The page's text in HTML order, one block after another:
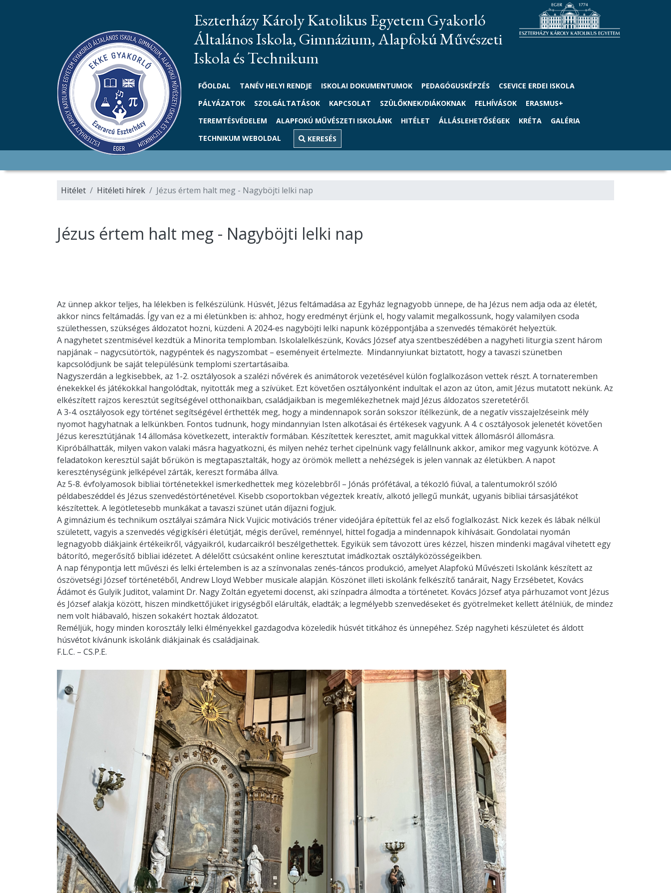
Eszterházy Károly Katolikus Egyetem Gyakorló
Általános Iskola, Gimnázium, Alapfokú Művészeti
Iskola és Technikum
FŐOLDAL TANÉV HELYI RENDJE ISKOLAI DOKUMENTUMOK PEDAGÓGUSKÉPZÉS
CSEVICE ERDEI ISKOLA
PÁLYÁZATOK
SZOLGÁLTATÁSOK KAPCSOLAT SZÜLŐKNEK/DIÁKOKNAK FELHÍVÁSOK
ERASMUS+
TEREMTÉSVÉDELEM
ALAPFOKÚ MŰVÉSZETI ISKOLÁNK HITÉLET ÁLLÁSLEHETŐSÉGEK KRÉTA
GALÉRIA
TECHNIKUM WEBOLDAL
KERESÉS
Hitélet Hitéleti hírek Jézus értem halt meg - Nagyböjti lelki nap
Jézus értem halt meg - Nagyböjti lelki nap
Az ünnep akkor teljes, ha lélekben is felkészülünk. Húsvét, Jézus feltámadása az Egyház legnagyobb ünnepe, de ha Jézus nem adja oda az életét,
akkor nincs feltámadás. Így van ez a mi életünkben is: ahhoz, hogy eredményt érjünk el, hogy valamit megalkossunk, hogy valamilyen csoda
születhessen, szükséges áldozatot hozni, küzdeni. A 2024-es nagyböjti lelki napunk középpontjába a szenvedés témakörét helyeztük.
A nagyhetet szentmisével kezdtük a Minorita templomban. Iskolalelkészünk, Kovács József atya szentbeszédében a nagyheti liturgia szent három
napjának – nagycsütörtök, nagypéntek és nagyszombat – eseményeit értelmezte. Mindannyiunkat biztatott, hogy a tavaszi szünetben
kapcsolódjunk be saját településünk templomi szertartásaiba.
Nagyszerdán a legkisebbek, az 1-2. osztályosok a szalézi nővérek és animátorok vezetésével külön foglalkozáson vettek részt. A tornateremben
énekekkel és játékokkal hangolódtak, nyitották meg a szívüket. Ezt követően osztályonként indultak el azon az úton, amit Jézus mutatott nekünk. Az
elkészített rajzos keresztút segítségével otthonaikban, családjaikban is megemlékezhetnek majd Jézus áldozatos szeretetéről.
A 3-4. osztályosok egy történet segítségével érthették meg, hogy a mindennapok során sokszor ítélkezünk, de a negatív visszajelzéseink mély
nyomot hagyhatnak a lelkünkben. Fontos tudnunk, hogy mindannyian Isten alkotásai és értékesek vagyunk. A 4. c osztályosok jelenetét követően
Jézus keresztútjának 14 állomása következett, interaktív formában. Készítettek keresztet, amit magukkal vittek állomásról állomásra.
Kipróbálhatták, milyen vakon valaki másra hagyatkozni, és milyen nehéz terhet cipelnünk vagy felállnunk akkor, amikor meg vagyunk kötözve. A
feladatokon keresztül saját bőrükön is megtapasztalták, hogy az örömök mellett a nehézségek is jelen vannak az életükben. A napot
kereszténységünk jelképével zárták, kereszt formába állva.
Az 5-8. évfolyamosok bibliai történetekkel ismerkedhettek meg közelebbről – Jónás prófétával, a tékozló fiúval, a talentumokról szóló
példabeszéddel és Jézus szenvedéstörténetével. Kisebb csoportokban végeztek kreatív, alkotó jellegű munkát, ugyanis bibliai társasjátékot
készítettek. A legötletesebb munkákat a tavaszi szünet után díjazni fogjuk.
A gimnázium és technikum osztályai számára Nick Vujicic motivációs tréner videójára építettük fel az első foglalkozást. Nick kezek és lábak nélkül
született, vagyis a szenvedés végigkíséri életútját, mégis derűvel, reménnyel, hittel fogadja a mindennapok kihívásait. Gondolatai nyomán
legnagyobb diákjaink értékeikről, vágyaikról, kudarcaikról beszélgethettek. Egyikük sem távozott üres kézzel, hiszen mindenki magával vihetett egy
bátorító, megerősítő bibliai idézetet. A délelőtt csúcsaként online keresztutat imádkoztak osztályközösségeikben.
A nap fénypontja lett művészi és lelki értelemben is az a színvonalas zenés-táncos produkció, amelyet Alapfokú Művészeti Iskolánk készített az
ószövetségi József történetéből, Andrew Lloyd Webber musicale alapján. Köszönet illeti iskolánk felkészítő tanárait, Nagy Erzsébetet, Kovács
Ádámot és Gulyik Juditot, valamint Dr. Nagy Zoltán egyetemi docenst, aki színpadra álmodta a történetet. Kovács József atya párhuzamot vont Jézus
és József alakja között, hiszen mindkettőjüket irigységből elárulták, eladták; a legmélyebb szenvedéseket és gyötrelmeket kellett átélniük, de mindez
nem volt hiábavaló, hiszen sokakért hoztak áldozatot.
Reméljük, hogy minden korosztály lelki élményekkel gazdagodva közeledik húsvét titkához és ünnepéhez. Szép nagyheti készületet és áldott
húsvétot kívánunk iskolánk diákjainak és családjainak.
F.L.C. – CS.P.E.